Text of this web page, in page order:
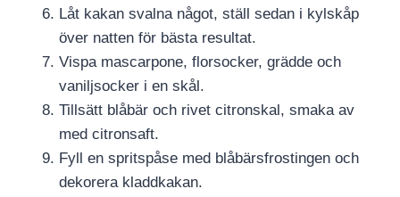
Låt kakan svalna något, ställ sedan i kylskåp
över natten för bästa resultat.
Vispa mascarpone, florsocker, grädde och
vaniljsocker i en skål.
Tillsätt blåbär och rivet citronskal, smaka av
med citronsaft.
Fyll en spritspåse med blåbärsfrostingen och
dekorera kladdkakan.